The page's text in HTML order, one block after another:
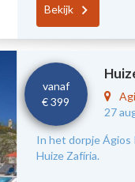
Bekijk
vanaf
€ 399
27
In het dorpje Ágios
Huize Zafíria.